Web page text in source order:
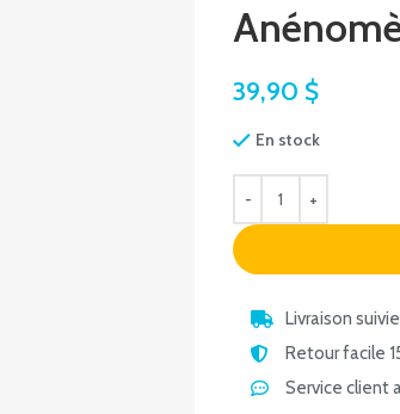
39,90 $
En stock
Livraison
Retour facile
Service client